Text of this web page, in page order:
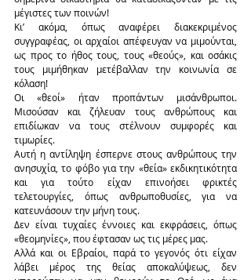
μέγιστες των ποινών!
Κι’ ακόμα, όπως αναφέρει διακεκριμένος
συγγραφέας, οι αρχαίοι απέφευγαν να μιμούνται,
ως προς το ήθος τους, τους «θεούς», και οσάκις
τους μιμήθηκαν μετέβαλλαν την κοινωνία σε
κόλαση!
Οι «θεοί» ήταν προπάντων μισάνθρωποι.
Μισούσαν και ζήλευαν τους ανθρώπους και
επιδίωκαν να τους στέλνουν συμφορές και
τιμωρίες.
Αυτή η αντίληψη έσπερνε στους ανθρώπους την
ανησυχία, το φόβο για την «θεία» εκδικητικότητα
και για τούτο είχαν επινοήσει φρικτές
τελετουργίες, όπως ανθρωποθυσίες, για να
κατευνάσουν την μήνη τους.
Δεν είναι τυχαίες έννοιες και εκφράσεις, όπως
«θεομηνίες», που έφτασαν ως τις μέρες μας.
Αλλά και οι Εβραίοι, παρά το γεγονός ότι είχαν
λάβει μέρος της θείας αποκαλύψεως, δεν